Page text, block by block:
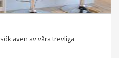
aven av våra trevliga